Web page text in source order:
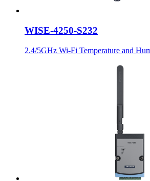
WISE-4250-S232
2.4/5GHz Wi-Fi Temperature and